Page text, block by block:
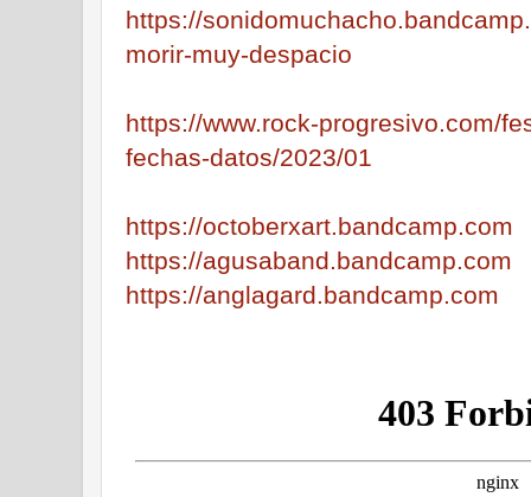
https://
morir-muy-despacio
https://www.rock-progresivo.com/
fechas-datos/2023/01
https://octoberxart.bandcamp.com
https://agusaband.bandcamp.com
https://anglagard.bandcamp.com